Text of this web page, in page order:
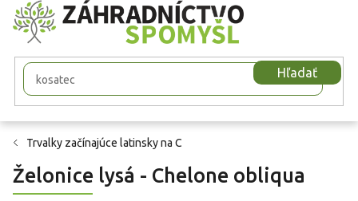
Prejsť
na
obsah
Hľadať
Trvalky začínajúce latinsky na C
Želonice lysá - Chelone obliqua